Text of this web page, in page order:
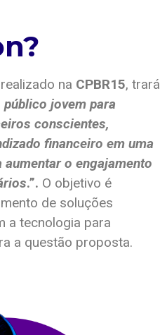
na CPBR15, trará
jovem para
conscientes,
financeiro em uma
o engajamento
.”. O objetivo é
de soluções
a tecnologia para
a questão proposta.